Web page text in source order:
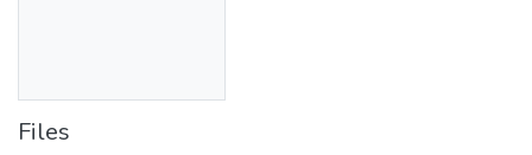
Files